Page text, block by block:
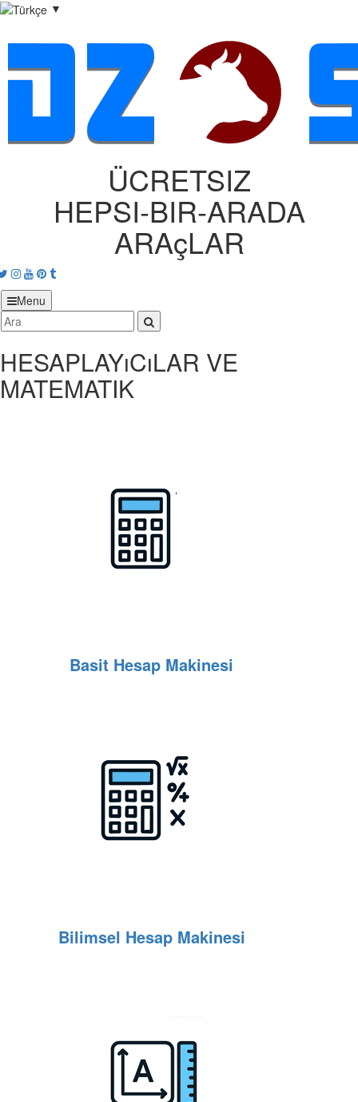
▼
ÜCRETSIZ
HEPSI‑BIR‑ARADA
ARAçLAR
Twitter
Instagram
Youtube
Pinterest
tumblr
Menu
HESAPLAYıCıLAR VE
MATEMATIK
Basit Hesap Makinesi
Bilimsel Hesap Makinesi